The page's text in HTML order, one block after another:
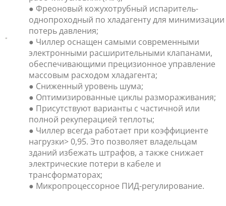
● Фреоновый кожухотрубный испаритель-
однопроходный по хладагенту для минимизации
потерь давления;
● Чиллер оснащен самыми современными
электронными расширительными клапанами,
обеспечивающими прецизионное управление
массовым расходом хладагента;
● Сниженный уровень шума;
● Оптимизированные циклы размораживания;
● Присутствуют варианты с частичной или
полной рекуперацией теплоты;
● Чиллер всегда работает при коэффициенте
нагрузки> 0,95. Это позволяет владельцам
зданий избежать штрафов, а также снижает
электрические потери в кабеле и
трансформаторах;
● Микропроцессорное ПИД-регулирование.